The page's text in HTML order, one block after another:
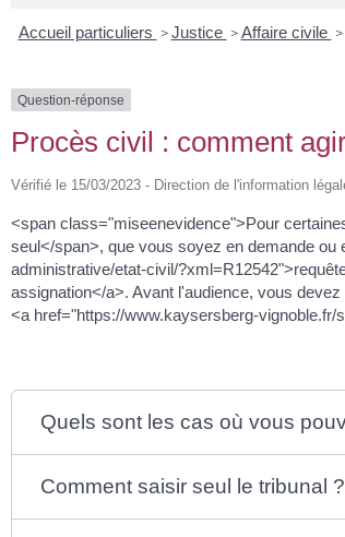
Accueil particuliers > Justice > Affaire civile >
Question-réponse
Procès civil : comment
Vérifié le 15/03/2023 - Direction de l'information
<span class="miseenevidence">Pour
seul</span>, que vous soyez en demande
administrative/etat-civil/
assignation</a>. Avant l'audience, vous
<a href="https://www.kaysersberg-
Quels sont les cas où vous
Comment saisir seul le tribunal ?